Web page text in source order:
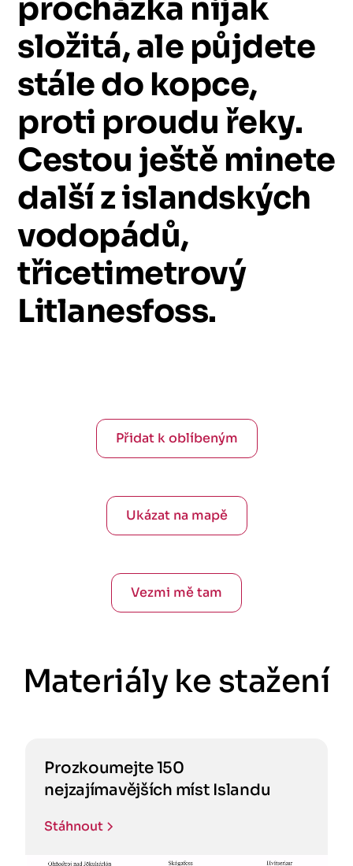
procházka nijak
složitá,ale půjdete
stáledo kopce,
proti proudu řeky.
Cestou ještě minete
dalšízislandských
vodopádů,
třicetimetrový
Litlanesfoss.
Přidat k oblíbeným
Ukázat na mapě
Vezmi mě tam
Materiály ke stažení
Prozkoumejte 150
nejzajímavějších míst Islandu
Stáhnout